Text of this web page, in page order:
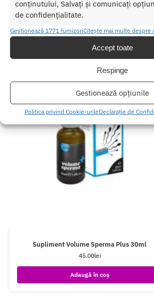
conținutului, Salvați și comunicați
de confidențialitate.
Gestionează 1771 furnizoriCitește mai multe despre
Accept toate
Respinge
Gestionează opțiunile
Politica privind Cookie-urileDeclarație de
Produse similare
Supliment Volume Sperma Plus 30ml
45.00lei
Adaugă în coș